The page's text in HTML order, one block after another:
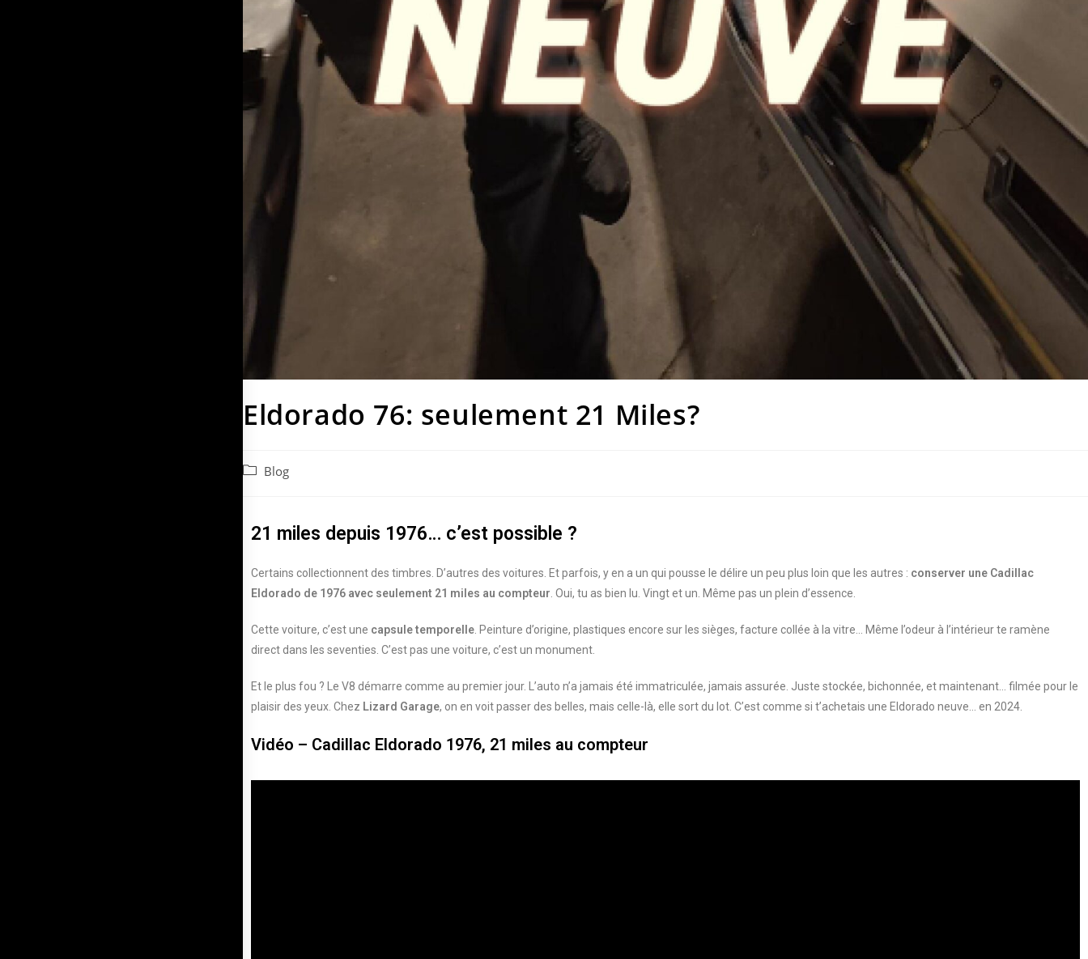
Eldorado 76: seulement 21 Miles?
Blog
21 miles depuis 1976… c’est possible ?
Certains collectionnent des timbres. D’autres des voitures. Et parfois, y en a un qui pousse le délire un peu plus loin que les autres : conserver une Cadillac
Eldorado de 1976 avec seulement 21 miles au compteur . Oui, tu as bien lu. Vingt et un. Même pas un plein d’essence.
Cette voiture, c’est une capsule temporelle . Peinture d’origine, plastiques encore sur les sièges, facture collée à la vitre… Même l’odeur à l’intérieur te ramène
direct dans les seventies. C’est pas une voiture, c’est un monument.
Et le plus fou ? Le V8 démarre comme au premier jour. L’auto n’a jamais été immatriculée, jamais assurée. Juste stockée, bichonnée, et maintenant… filmée pour le
plaisir des yeux. Chez Lizard Garage, on en voit passer des belles, mais celle-là, elle sort du lot. C’est comme si t’achetais une Eldorado neuve… en 2024.
Vidéo – Cadillac Eldorado 1976, 21 miles au compteur